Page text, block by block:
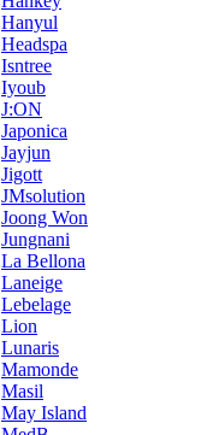
Hanyul
Headspa
Isntree
Iyoub
J:ON
Japonica
Jayjun
Jigott
JMsolution
Joong Won
Jungnani
La Bellona
Laneige
Lebelage
Lion
Lunaris
Mamonde
Masil
May Island